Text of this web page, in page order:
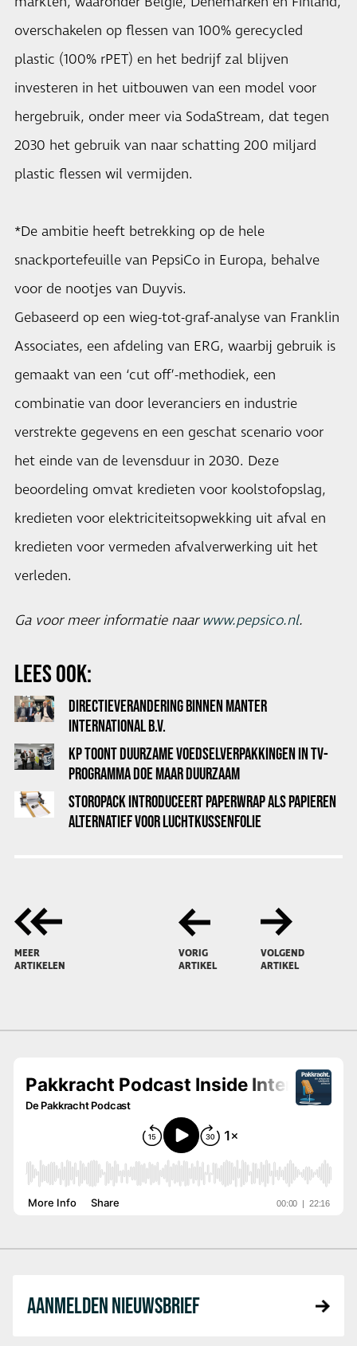
overschakelen op flessen van 100% gerecycled
plastic (100% rPET) en het bedrijf zal blijven
investeren in het uitbouwen van een model voor
hergebruik, onder meer via SodaStream, dat tegen
2030 het gebruik van naar schatting 200 miljard
plastic flessen wil vermijden.
*De ambitie heeft betrekking op de hele
snackportefeuille van PepsiCo in Europa, behalve
voor de nootjes van Duyvis.
Gebaseerd op een wieg-tot-graf-analyse van Franklin
Associates, een afdeling van ERG, waarbij gebruik is
gemaakt van een ‘cut off’-methodiek, een
combinatie van door leveranciers en industrie
verstrekte gegevens en een geschat scenario voor
het einde van de levensduur in 2030. Deze
beoordeling omvat kredieten voor koolstofopslag,
kredieten voor elektriciteitsopwekking uit afval en
kredieten voor vermeden afvalverwerking uit het
verleden.
Ga voor meer informatie naarwww.pepsico.nl.
LEES OOK:
DIRECTIEVERANDERING BINNEN MANTER
INTERNATIONAL B.V.
KP TOONT DUURZAME VOEDSELVERPAKKINGEN IN TV-
PROGRAMMA DOE MAAR DUURZAAM
STOROPACK INTRODUCEERT PAPERWRAP ALS PAPIEREN
ALTERNATIEF VOOR LUCHTKUSSENFOLIE
MEER
ARTIKELEN
VORIG
ARTIKEL
VOLGEND
ARTIKEL
AANMELDEN NIEUWSBRIEF